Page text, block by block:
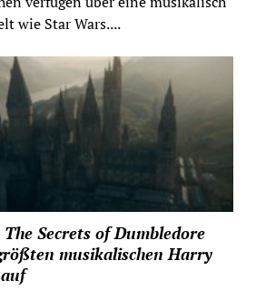
wie Star Wars....
Secrets of Dumbledore
musikalischen Harry